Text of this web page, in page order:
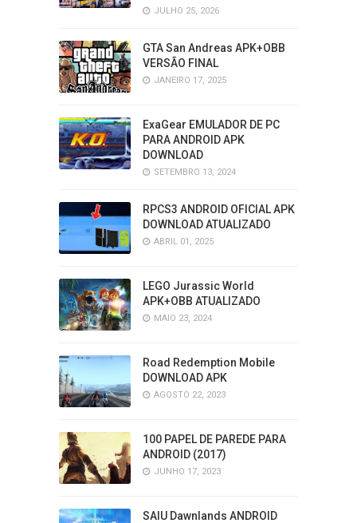
JULHO 25, 2026
GTA San Andreas APK+OBB
VERSÃO FINAL
JANEIRO 17, 2025
ExaGear EMULADOR DE PC
PARA ANDROID APK
DOWNLOAD
SETEMBRO 13, 2024
RPCS3 ANDROID OFICIAL APK
DOWNLOAD ATUALIZADO
ABRIL 01, 2025
LEGO Jurassic World
APK+OBB ATUALIZADO
MAIO 23, 2024
Road Redemption Mobile
DOWNLOAD APK
AGOSTO 22, 2023
100 PAPEL DE PAREDE PARA
ANDROID (2017)
JUNHO 17, 2023
SAIU Dawnlands ANDROID